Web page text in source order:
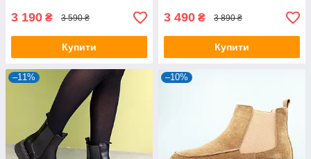
3 190 ₴ 3 590 ₴
Купити
3 490 ₴ 3 890 ₴
Купити
–11% –10%